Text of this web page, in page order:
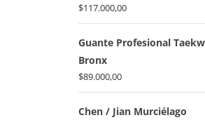
$117.000,00
Guante Profesional
Bronx
$89.000,00
Chen / Jian Murciélago